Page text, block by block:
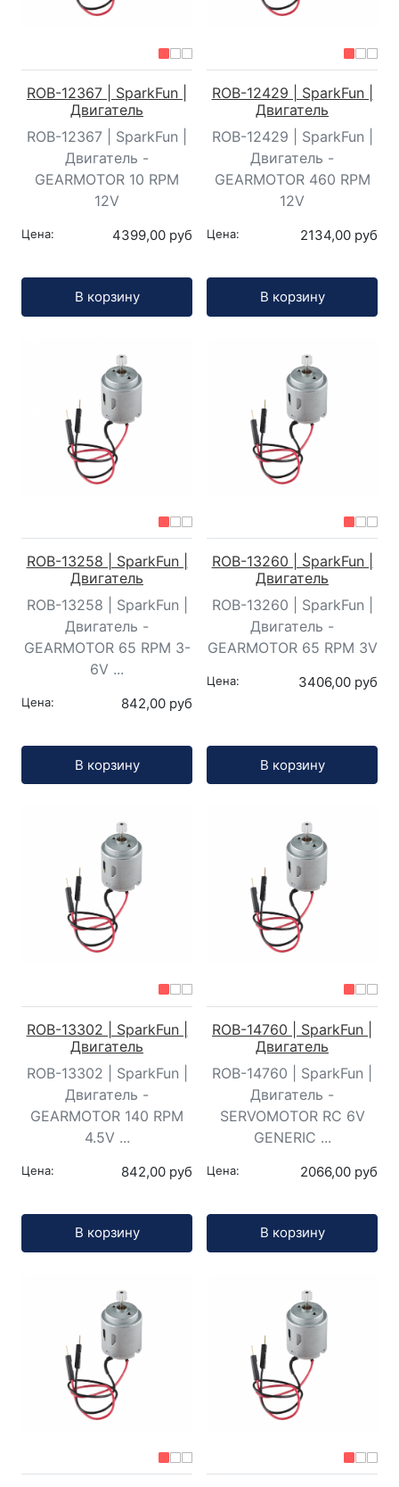
ROB-12367 | SparkFun |
Двигатель
ROB-12367 | SparkFun |
Двигатель -
GEARMOTOR 10 RPM
12V
Цена: 4399,00 руб
В корзину
ROB-12429 | SparkFun |
Двигатель
ROB-12429 | SparkFun |
Двигатель -
GEARMOTOR 460 RPM
12V
Цена: 2134,00 руб
В корзину
ROB-13258 | SparkFun |
Двигатель
ROB-13258 | SparkFun |
Двигатель -
GEARMOTOR 65 RPM 3-
6V ...
Цена: 842,00 руб
В корзину
ROB-13260 | SparkFun |
Двигатель
ROB-13260 | SparkFun |
Двигатель -
GEARMOTOR 65 RPM 3V
Цена: 3406,00 руб
В корзину
ROB-13302 | SparkFun |
Двигатель
ROB-13302 | SparkFun |
Двигатель -
GEARMOTOR 140 RPM
4.5V ...
Цена: 842,00 руб
В корзину
ROB-14760 | SparkFun |
Двигатель
ROB-14760 | SparkFun |
Двигатель -
SERVOMOTOR RC 6V
GENERIC ...
Цена: 2066,00 руб
В корзину